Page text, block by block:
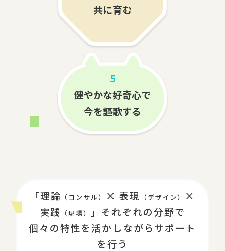
共に育む
5
健やかな好奇心で
今を謳歌する
「理論 （コンサル） × 表現 （デザイン）
×
実践 （現場）
」それぞれの分野で
個々の特性を活かしながらサポート
を行う